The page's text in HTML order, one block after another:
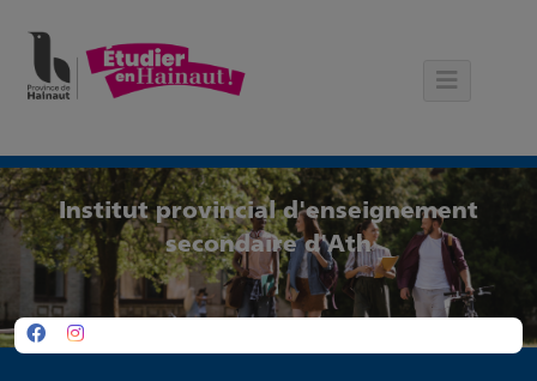
Institut provincial d'enseignement
secondaire d'Ath